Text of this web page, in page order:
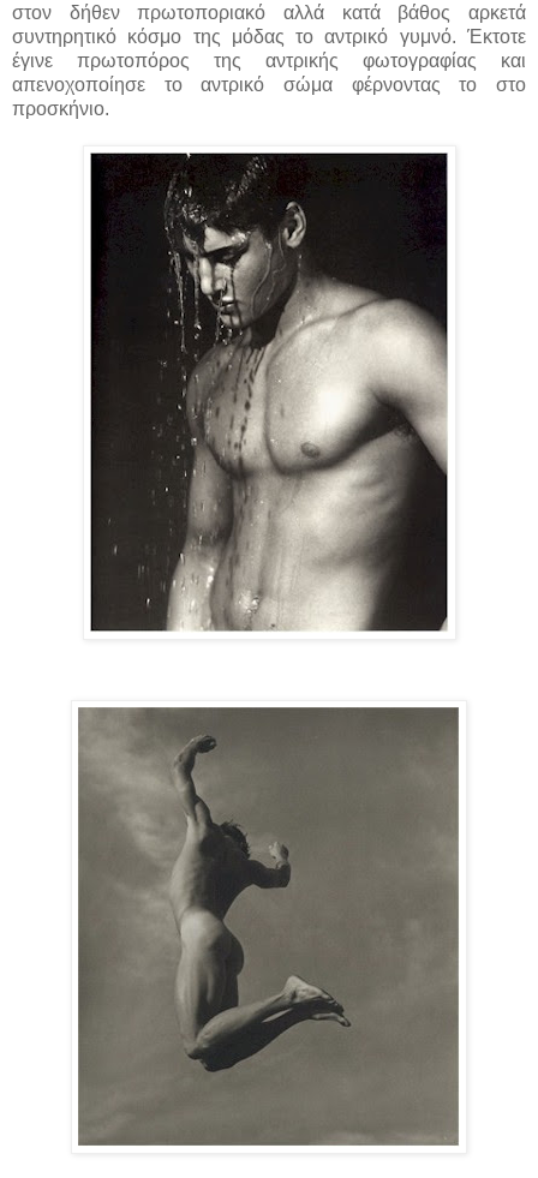
στον δήθεν πρωτοποριακό αλλά κατά βάθος αρκετά
συντηρητικό κόσμο της μόδας το αντρικό γυμνό. Έκτοτε
έγινε πρωτοπόρος της αντρικής φωτογραφίας και
απενοχοποίησε το αντρικό σώμα φέρνοντας το στο
προσκήνιο.